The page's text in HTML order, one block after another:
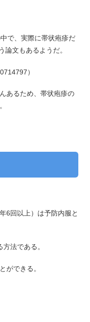
で、実際に帯状疱疹だ
論文もあるようだ。
）
あるため、帯状疱疹の
6回以上）は予防内服と
法である。
ができる。